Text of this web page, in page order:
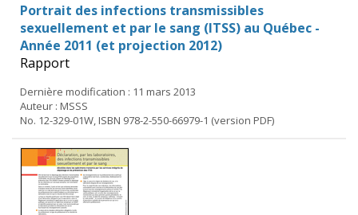
Portrait des infections transmissibles
sexuellement et par le sang (ITSS) au Québec -
Année 2011 (et projection 2012)
Rapport
Dernière modification : 11 mars 2013
Auteur : MSSS
No. 12-329-01W, ISBN 978-2-550-66979-1 (version PDF)